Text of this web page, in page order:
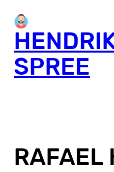
content
SPREE
RAFAEL